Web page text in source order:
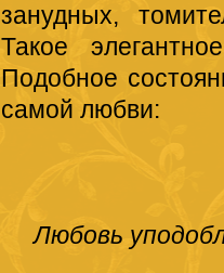
занудных,
Такое
Подобное
самой любви:
Любовь